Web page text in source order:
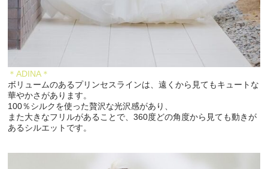
＊ADINA＊
ボリュームのあるプリンセスラインは、遠くから見てもキュートな
華やかさがあります。
100％シルクを使った贅沢な光沢感があり、
また大きなフリルがあることで、360度どの角度から見ても動きが
あるシルエットです。